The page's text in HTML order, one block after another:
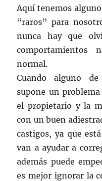
Aquí tenemos
“raros” para
nunca hay que
normal.
Cuando alguno
supone un
el propietario y la
con un buen
castigos, ya que
van a ayudar a
además puede
es mejor ignorar la